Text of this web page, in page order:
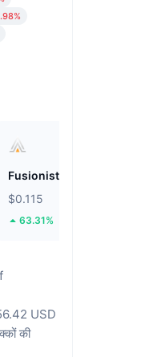
Fusionist
$0.115
63.31%
USD
की